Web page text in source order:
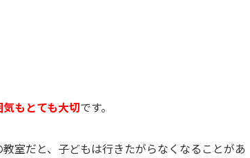
もとても大切です。
室だと、子どもは行きたがらなくなることがあ